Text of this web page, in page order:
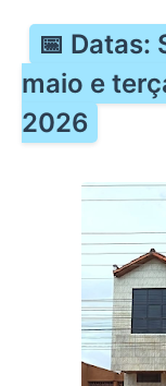
📅 Datas:
maio e
2026